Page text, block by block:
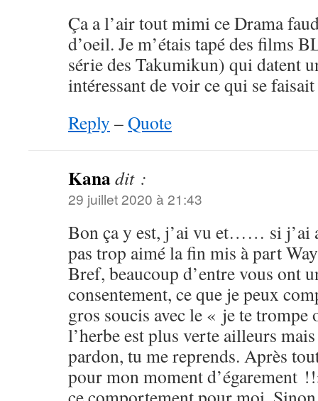
Ça a l’air tout mimi ce Drama
d’oeil. Je m’étais tapé des films
série des Takumikun) qui datent
intéressant de voir ce qui se
Reply –Quote
Kanadit :
29 juillet 2020 à 21:43
Bon ça y est, j’ai vu et…… si j’ai
pas trop aimé la fin mis à part
Bref, beaucoup d’entre vous ont
consentement, ce que je peux
gros soucis avec le « je te trompe
l’herbe est plus verte ailleurs
pardon, tu me reprends. Après
pour mon moment d’égarement